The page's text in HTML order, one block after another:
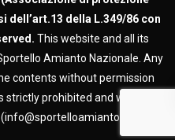
dell’art.13 della L.349/86 con
This website and all its
Amianto Nazionale. Any
contents without permission
prohibited and will be